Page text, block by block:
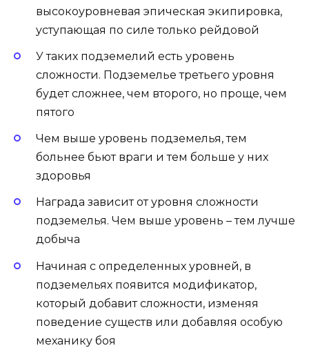
высокоуровневая эпическая экипировка,
уступающая по силе только рейдовой
У таких подземелий есть уровень
сложности. Подземелье третьего уровня
будет сложнее, чем второго, но проще, чем
пятого
Чем выше уровень подземелья, тем
больнее бьют враги и тем больше у них
здоровья
Награда зависит от уровня сложности
подземелья. Чем выше уровень – тем лучше
добыча
Начиная с определенных уровней, в
подземельях появится модификатор,
который добавит сложности, изменяя
поведение существ или добавляя особую
механику боя